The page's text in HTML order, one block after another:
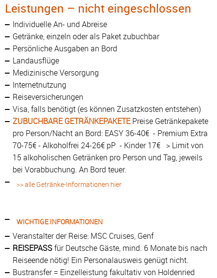
Leistungen – nicht eingeschlossen
Individuelle An- und Abreise
Getränke, einzeln oder als Paket zubuchbar
Persönliche Ausgaben an Bord
Landausflüge
Medizinische Versorgung
Internetnutzung
Reiseversicherungen
Visa, falls benötigt (es können Zusatzkosten entstehen)
ZUBUCHBARE GETRÄNKEPAKETEPreise Getränkepakete
pro Person/Nacht an Bord: EASY 36-40€ - Premium Extra
70-75€ - Alkoholfrei 24-26€ pP - Kinder 17€ > Limit von
15 alkoholischen Getränken pro Person und Tag, jeweils
bei Vorabbuchung. An Bord teuer.
>> alle Getränke-Informationen hier
WICHTIGE INFORMATIONEN
Veranstalter der Reise: MSC Cruises, Genf
REISEPASSfür Deutsche Gäste, mind. 6 Monate bis nach
Reiseende nötig! Ein Personalausweis genügt nicht.
Bustransfer = Einzelleistung fakultativ von Holdenried